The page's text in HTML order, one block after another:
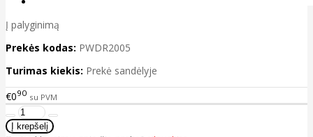
Į palyginimą
Prekės kodas: PWDR2005
Turimas kiekis: Prekė sandėlyje
€090 su PVM